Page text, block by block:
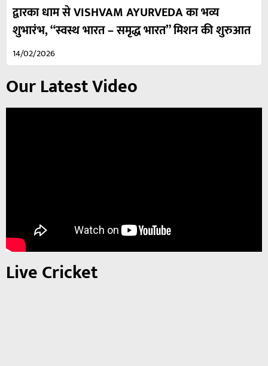
द्वारका धाम से VISHVAM AYURVEDA का भव्य
शुभारंभ, “स्वस्थ भारत – समृद्ध भारत” मिशन की शुरुआत
14/02/2026
Our Latest Video
Live Cricket